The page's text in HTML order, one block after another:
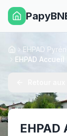
AccueilEHPAD
EHPAD